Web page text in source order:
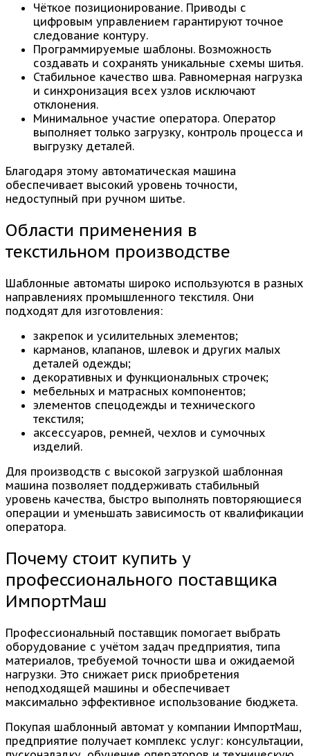
Чёткое позиционирование. Приводы с
цифровым управлением гарантируют точное
следование контуру.
Программируемые шаблоны. Возможность
создавать и сохранять уникальные схемы шитья.
Стабильное качество шва. Равномерная нагрузка
и синхронизация всех узлов исключают
отклонения.
Минимальное участие оператора. Оператор
выполняет только загрузку, контроль процесса и
выгрузку деталей.
Благодаря этому автоматическая машина
обеспечивает высокий уровень точности,
недоступный при ручном шитье.
Области применения в
текстильном производстве
Шаблонные автоматы широко используются в разных
направлениях промышленного текстиля. Они
подходят для изготовления:
закрепок и усилительных элементов;
карманов, клапанов, шлевок и других малых
деталей одежды;
декоративных и функциональных строчек;
мебельных и матрасных компонентов;
элементов спецодежды и технического
текстиля;
аксессуаров, ремней, чехлов и сумочных
изделий.
Для производств с высокой загрузкой шаблонная
машина позволяет поддерживать стабильный
уровень качества, быстро выполнять повторяющиеся
операции и уменьшать зависимость от квалификации
оператора.
Почему стоит купить у
профессионального поставщика
ИмпортМаш
Профессиональный поставщик помогает выбрать
оборудование с учётом задач предприятия, типа
материалов, требуемой точности шва и ожидаемой
нагрузки. Это снижает риск приобретения
неподходящей машины и обеспечивает
максимально эффективное использование бюджета.
Покупая шаблонный автомат у компании ИмпортМаш,
предприятие получает комплекс услуг: консультации,